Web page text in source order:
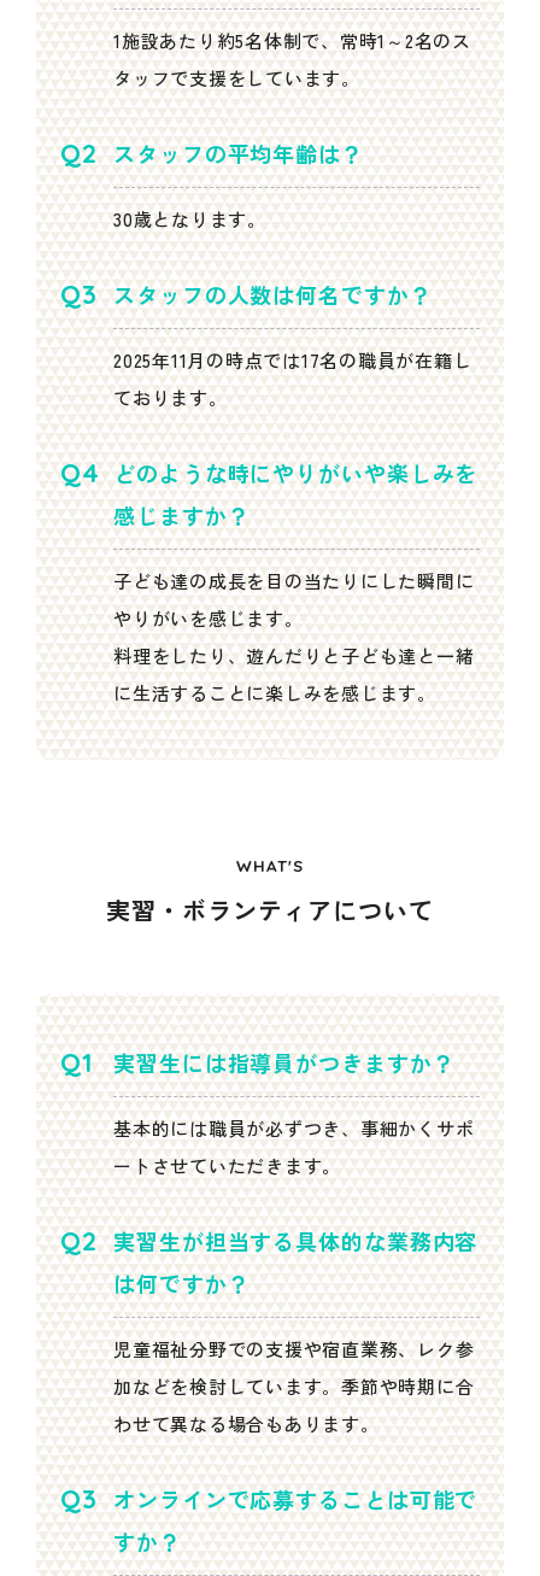
1施設あたり約5名体制で、常時1～2名のス
タッフで支援をしています。
スタッフの平均年齢は？
30歳となります。
スタッフの人数は何名ですか？
2025年11月の時点では17名の職員が在籍し
ております。
どのような時にやりがいや楽しみを
感じますか？
子ども達の成長を目の当たりにした瞬間に
やりがいを感じます。
料理をしたり、遊んだりと子ども達と一緒
に生活することに楽しみを感じます。
WHAT'S
実習・ボランティアについて
実習生には指導員がつきますか？
基本的には職員が必ずつき、事細かくサポ
ートさせていただきます。
実習生が担当する具体的な業務内容
は何ですか？
児童福祉分野での支援や宿直業務、レク参
加などを検討しています。季節や時期に合
わせて異なる場合もあります。
オンラインで応募することは可能で
すか？